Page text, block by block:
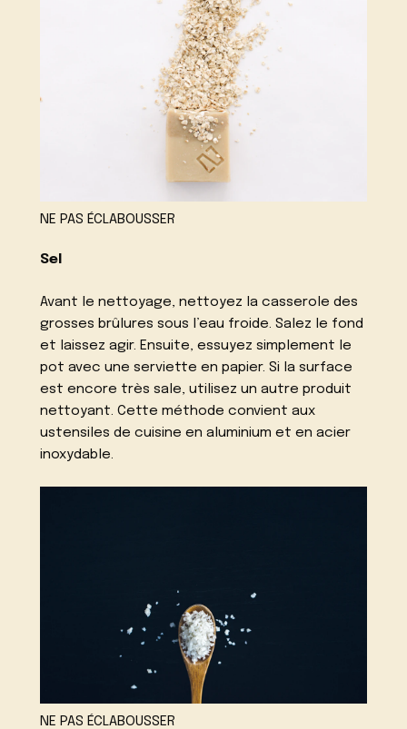
NE PAS ÉCLABOUSSER
Sel
Avant le nettoyage, nettoyez la casserole des
grosses brûlures sous l’eau froide. Salez le fond
et laissez agir. Ensuite, essuyez simplement le
pot avec une serviette en papier. Si la surface
est encore très sale, utilisez un autre produit
nettoyant. Cette méthode convient aux
ustensiles de cuisine en aluminium et en acier
inoxydable.
NE PAS ÉCLABOUSSER